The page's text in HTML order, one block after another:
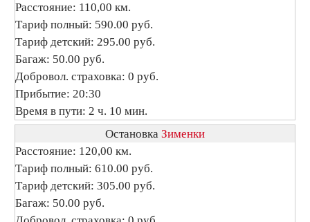
Расстояние: 110,00 км.
Тариф полный: 590.00 руб.
Тариф детский: 295.00 руб.
Багаж: 50.00 руб.
Добровол. страховка: 0 руб.
Прибытие: 20:30
Время в пути: 2 ч. 10 мин.
Остановка Зименки
Расстояние: 120,00 км.
Тариф полный: 610.00 руб.
Тариф детский: 305.00 руб.
Багаж: 50.00 руб.